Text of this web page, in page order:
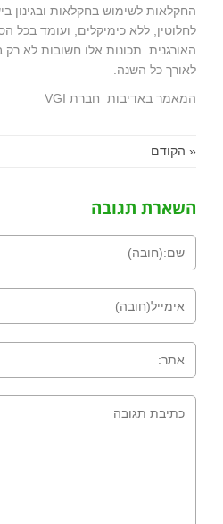
החקלאות לשימוש בחקלאות ובגינון
לחלוטין, ללא כימיקלים, ועומד
האורגנית. תכונות אלו חשובות לא
לאורך כל השנה.
המאמר באדיבות חברת VGI
« הקודם
השארת תגובה